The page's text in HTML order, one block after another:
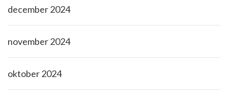
december 2024
november 2024
oktober 2024